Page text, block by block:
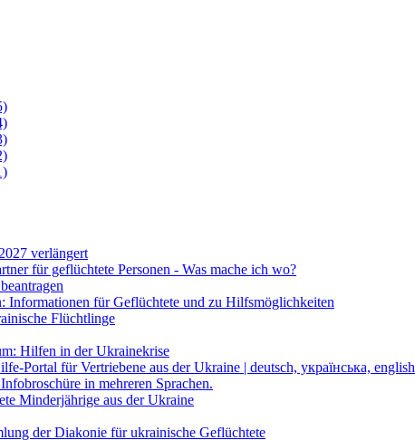
verlängert
für geflüchtete Personen - Was mache ich wo?
Informationen für Geflüchtete und zu Hilfsmöglichkeiten
Flüchtlinge
Hilfen in der Ukrainekrise
Portal für Vertriebene aus der Ukraine | deutsch, українська, english
in mehreren Sprachen.
Minderjährige aus der Ukraine
der Diakonie für ukrainische Geflüchtete